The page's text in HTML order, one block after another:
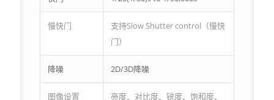
慢快门
支持Slow Shutter control（慢快
门）
降噪 2D/3D降噪
图像设置 亮度、对比度、锐度、饱和度、